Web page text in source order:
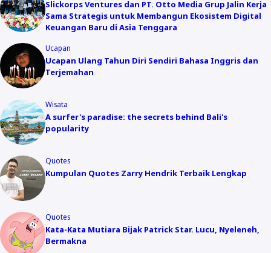
Slickorps Ventures dan PT. Otto Media Grup Jalin Kerja
Sama Strategis untuk Membangun Ekosistem Digital
Keuangan Baru di Asia Tenggara
Ucapan
Ucapan Ulang Tahun Diri Sendiri Bahasa Inggris dan
Terjemahan
Wisata
A surfer's paradise: the secrets behind Bali's
popularity
Quotes
Kumpulan Quotes Zarry Hendrik Terbaik Lengkap
Quotes
Kata-Kata Mutiara Bijak Patrick Star. Lucu, Nyeleneh,
Bermakna